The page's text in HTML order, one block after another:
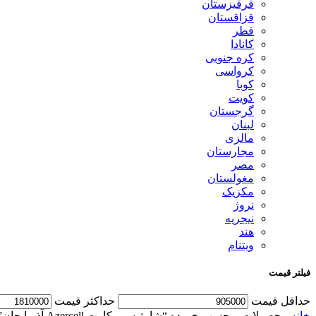
قرقیزستان
قزاقستان
قطر
کانادا
کره جنوبی
کرواسی
کوبا
کویت
گرجستان
لبنان
مالزی
مجارستان
مصر
مغولستان
مکزیک
نروژ
نیجریه
هند
ویتنام
فیلتر قیمت
حداقل قیمت
حداكثر قيمت